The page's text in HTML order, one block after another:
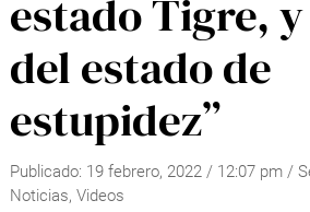
estado Tigre,
del estado de
estupidez”
Publicado: 19 febrero, 2022/ 12:07 pm /
Noticias, Videos